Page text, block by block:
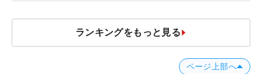
ランキングをもっと見る
ページ上部へ